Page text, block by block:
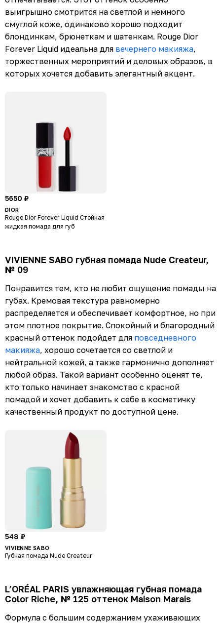
выигрышно смотрится на светлой и немного
смуглой коже, одинаково хорошо подходит
блондинкам, брюнеткам и шатенкам. Rouge Dior
Forever Liquid идеальна для вечернего макияжа,
торжественных мероприятий и деловых образов, в
которых хочется добавить элегантный акцент.
5650 ₽
DIOR
Rouge Dior Forever Liquid Стойкая
жидкая помада для губ
VIVIENNE SABO губная помада Nude Createur,
№ 09
Понравится тем, кто не любит ощущение помады на
губах. Кремовая текстура равномерно
распределяется и обеспечивает комфортное, но при
этом плотное покрытие. Спокойный и благородный
красный оттенок подойдет для повседневного
макияжа, хорошо сочетается со светлой и
нейтральной кожей, а также гармонично дополняет
любой образ. Такой вариант особенно оценят те,
кто только начинает знакомство с красной
помадой и хочет добавить к себе в косметичку
качественный продукт по доступной цене.
548 ₽
VIVIENNE SABO
Губная помада Nude Createur
L’ORÉAL PARIS увлажняющая губная помада
Color Riche, № 125 оттенок Maison Marais
Формула с большим содержанием ухаживающих